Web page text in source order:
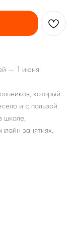
— 1 июня!
который
и с пользой.
школе,
занятиях.